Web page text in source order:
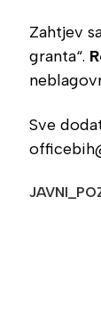
Zahtjev
granta“.
Sve